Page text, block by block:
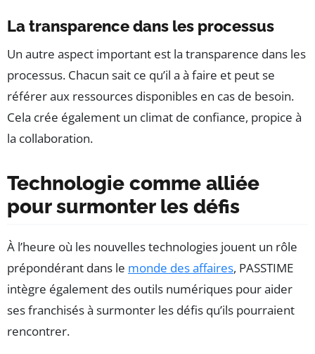
La transparence dans les processus
Un autre aspect important est la transparence dans les
processus. Chacun sait ce qu’il a à faire et peut se
référer aux ressources disponibles en cas de besoin.
Cela crée également un climat de confiance, propice à
la collaboration.
Technologie comme alliée
pour surmonter les défis
À l’heure où les nouvelles technologies jouent un rôle
prépondérant dans le monde des affaires, PASSTIME
intègre également des outils numériques pour aider
ses franchisés à surmonter les défis qu’ils pourraient
rencontrer.